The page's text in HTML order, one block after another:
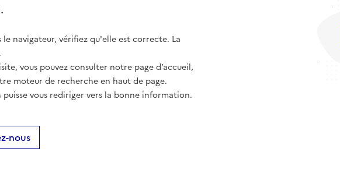
le navigateur, vérifiez qu'elle est correcte. La
vous pouvez consulter notre page d’accueil,
moteur de recherche en haut de page.
vous rediriger vers la bonne information.
nous